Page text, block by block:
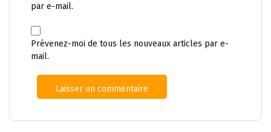
par e-mail.
Prévenez-moi de tous les nouveaux articles par e-
mail.